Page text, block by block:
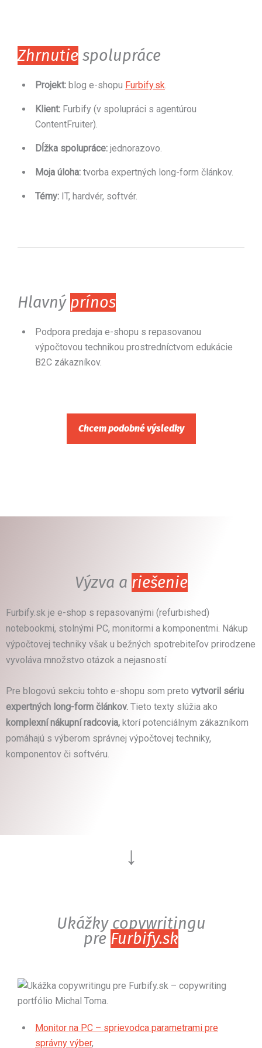
Zhrnutie spolupráce
Projekt: blog e-shopu Furbify.sk.
Klient: Furbify (v spolupráci s agentúrou
ContentFruiter).
Dĺžka spolupráce: jednorazovo.
Moja úloha: tvorba expertných long-form článkov.
Témy: IT, hardvér, softvér.
Hlavný prínos
Podpora predaja e-shopu s repasovanou
výpočtovou technikou prostredníctvom edukácie
B2C zákazníkov.
Chcem podobné výsledky
Výzva a riešenie
Furbify.sk je e-shop s repasovanými (refurbished)
notebookmi, stolnými PC, monitormi a komponentmi. Nákup
výpočtovej techniky však u bežných spotrebiteľov prirodzene
vyvoláva množstvo otázok a nejasností.
Pre blogovú sekciu tohto e-shopu som preto vytvoril sériu
expertných long-form článkov. Tieto texty slúžia ako
komplexní nákupní radcovia, ktorí potenciálnym zákazníkom
pomáhajú s výberom správnej výpočtovej techniky,
komponentov či softvéru.
↓
Ukážky copywritingu
pre Furbify.sk
Monitor na PC – sprievodca parametrami pre
správny výber,